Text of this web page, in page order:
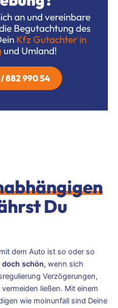
an und vereinbare
Begutachtung des
Kfz Gutachter in
und Umland!
882 990 54
Du
dem Auto ist so oder so
doch schön, wenn sich
Verzögerungen,
ließen. Mit einem
wie moinunfall sind Deine